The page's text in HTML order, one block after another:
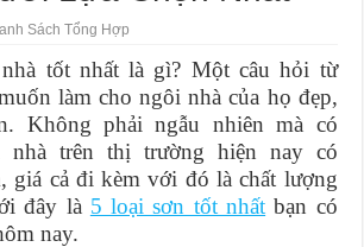
Sách Tổng Hợp
tốt nhất là gì? Một câu hỏi từ
làm cho ngôi nhà của họ đẹp,
Không phải ngẫu nhiên mà có
nhà trên thị trường hiện nay có
giá cả đi kèm với đó là chất lượng
đây là 5 loại sơn tốt nhất bạn có
nay.